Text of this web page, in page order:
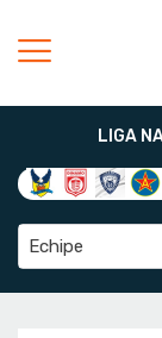
LIGA
Echipe